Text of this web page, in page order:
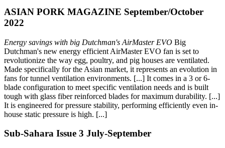
ASIAN PORK MAGAZINE September/October
2022
Energy savings with big Dutchman's AirMaster EVO Big
Dutchman's new energy efficient AirMaster EVO fan is set to
revolutionize the way egg, poultry, and pig houses are ventilated.
Made specifically for the Asian market, it represents an evolution in
fans for tunnel ventilation environments. [...] It comes in a 3 or 6-
blade configuration to meet specific ventilation needs and is built
tough with glass fiber reinforced blades for maximum durability. [...]
It is engineered for pressure stability, performing efficiently even in-
house static pressure is high. [...]
Sub-Sahara Issue 3 July-September